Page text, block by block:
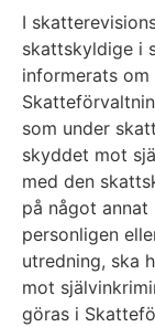
I
skattskyldige i
informerats
som under
skyddet mot
med den
på något
personligen
utredning, ska
mot
göras i